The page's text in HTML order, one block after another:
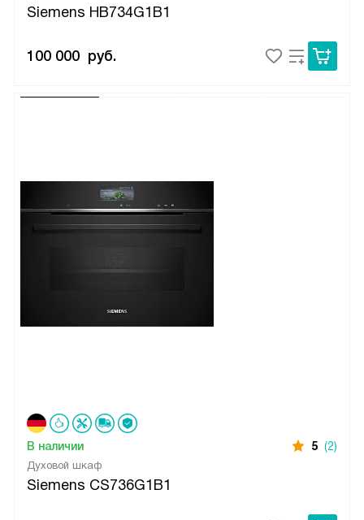
Siemens HB734G1B1
100 000 руб.
Духовой шкаф
Siemens CS736G1B1
В наличии 5 (2)